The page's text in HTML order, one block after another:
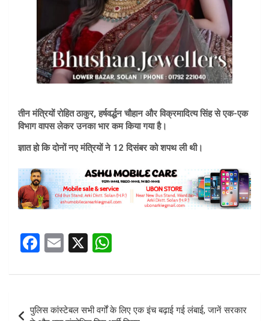
तीन मंत्रियों रोहित ठाकुर, हर्षवर्द्धन चौहान और विक्रमादित्य सिंह से एक-एक
विभाग वापस लेकर उनका भार कम किया गया है।
ज्ञात हो कि दोनों नए मंत्रियों ने 12 दिसंबर को शपथ ली थी।
F
ce
E
ail
X
at
s
Post
पुलिस कांस्टेबल सभी वर्गों के लिए एक इंच बढ़ाई गई लंबाई, जानें सरकार